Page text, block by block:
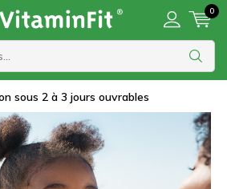
0
sous 2 à 3 jours ouvrables